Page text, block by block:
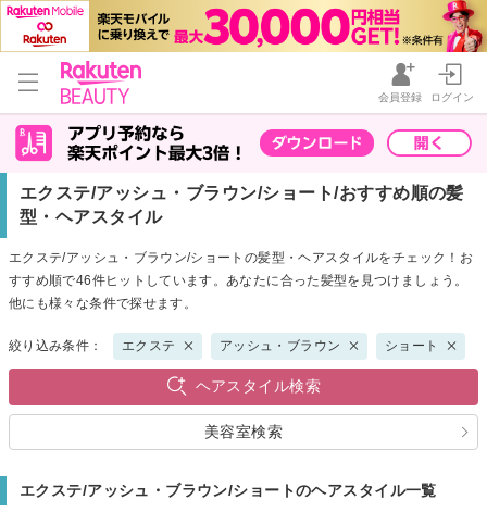
会員登録 ログイン
エクステ/アッシュ・ブラウン/ショート/おすすめ順の髪
型・ヘアスタイル
エクステ/アッシュ・ブラウン/ショートの髪型・ヘアスタイルをチェック！お
すすめ順で46件ヒットしています。あなたに合った髪型を見つけましょう。
他にも様々な条件で探せます。
絞り込み条件： エクステ アッシュ・ブラウン ショート
ヘアスタイル検索
美容室検索
エクステ/アッシュ・ブラウン/ショートのヘアスタイル一覧